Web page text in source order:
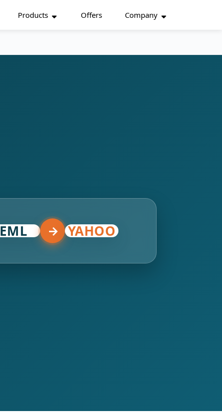
Products Offers Company
→ YAHOO